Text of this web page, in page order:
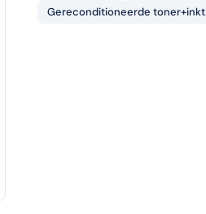
Gereconditioneerde toner+inkt